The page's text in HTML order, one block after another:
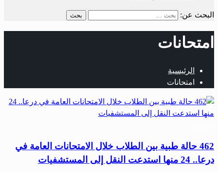
البحث عن:
امتحانات
الرئيسية
امتحانات
462 حالة طبية بين الطلاب خلال الامتحانات العامة في
درعا.. 24 منها استدعت النقل إلى المستشفيات